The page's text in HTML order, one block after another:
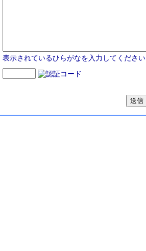
表示されているひらがなを入力してください